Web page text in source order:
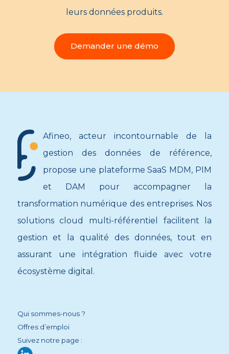
leurs données produits.
Demander une démo
Afineo, acteur incontournable de la
gestion des données de référence,
propose une plateforme SaaS MDM, PIM
et DAM pour accompagner la
transformation numérique des entreprises. Nos
solutions cloud multi-référentiel facilitent la
gestion et la qualité des données, tout en
assurant une intégration fluide avec votre
écosystème digital.
Qui sommes-nous ?
Offres d’emploi
Suivez notre page :